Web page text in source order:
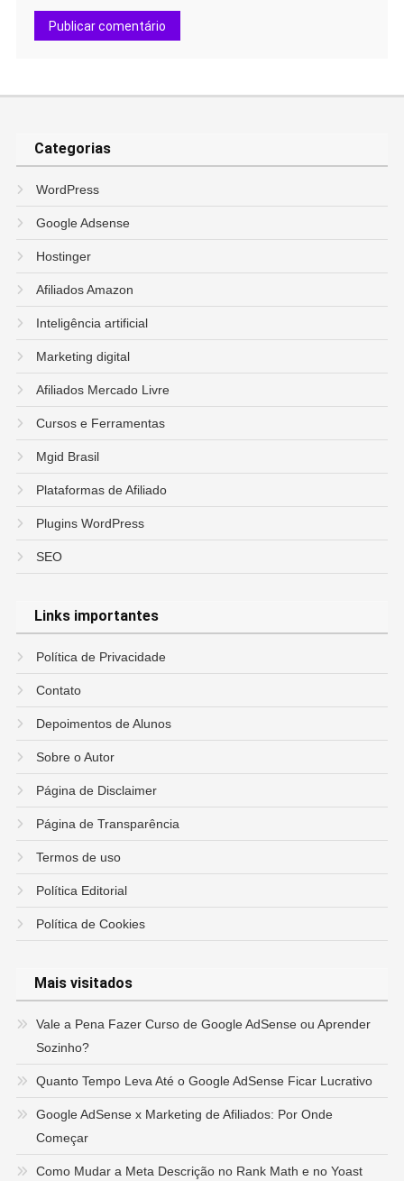
Categorias
WordPress
Google Adsense
Hostinger
Afiliados Amazon
Inteligência artificial
Marketing digital
Afiliados Mercado Livre
Cursos e Ferramentas
Mgid Brasil
Plataformas de Afiliado
Plugins WordPress
SEO
Links importantes
Política de Privacidade
Contato
Depoimentos de Alunos
Sobre o Autor
Página de Disclaimer
Página de Transparência
Termos de uso
Política Editorial
Política de Cookies
Mais visitados
Vale a Pena Fazer Curso de Google AdSense ou Aprender
Sozinho?
Quanto Tempo Leva Até o Google AdSense Ficar Lucrativo
Google AdSense x Marketing de Afiliados: Por Onde
Começar
Como Mudar a Meta Descrição no Rank Math e no Yoast